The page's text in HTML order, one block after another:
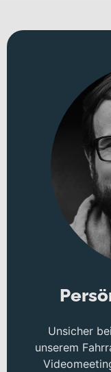
Luftfedergabel
Unsicher
unserem